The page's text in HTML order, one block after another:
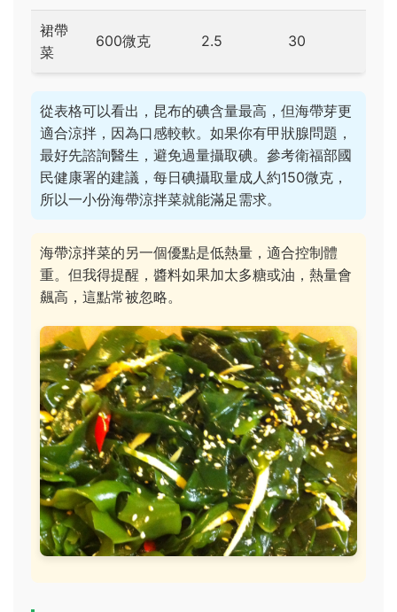
裙帶
菜
600微克 2.5 30
從表格可以看出，昆布的碘含量最高，但海帶芽更
適合涼拌，因為口感較軟。如果你有甲狀腺問題，
最好先諮詢醫生，避免過量攝取碘。參考衛福部國
民健康署的建議，每日碘攝取量成人約150微克，
所以一小份海帶涼拌菜就能滿足需求。
海帶涼拌菜的另一個優點是低熱量，適合控制體
重。但我得提醒，醬料如果加太多糖或油，熱量會
飆高，這點常被忽略。